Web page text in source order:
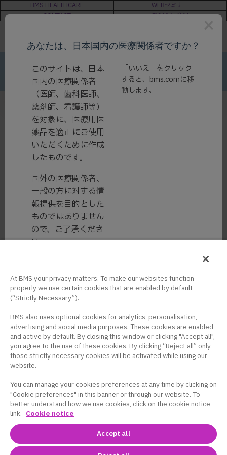
BMS HEALTHCARE
WEBセミナー
CONTACT
新規会員登録
製品情報
検索結果
BMSコーポレートサイト
ト｜BMS HEALTHCARE
Copyright © Bristol-Myers Squibb and/or its
あなたは、日本国内の医療関係者ですか？
このサイトは、日本
国内の医療関係者
（医師、歯科医師、
薬剤師、看護師等）
を対象に、医療用医
薬品を適正にご使用
いただくために作成
したものです。
国外の医療関係者、
一般の方に対する情
報提供を目的とした
ものではありません
ので、ご了承くださ
い。
「いいえ」をクリック
すると、 bms.comに移
動します。
はい いいえ
At BMS your privacy matters. To make our websites function
properly we use certain cookies that are enabled by default
(“Strictly Necessary”).
BMS also uses optional cookies for analytics, personalisation,
advertising and social media purposes. These cookies are enabled
and active by default. By closing this window or clicking "Accept all",
you agree to the use of these cookies. By clicking “Reject all” only
those strictly necessary cookies will be activated while using our
website.
You can manage your cookies preferences at any time by clicking on
"Cookie preferences" in this banner or through our website. To
better understand how we use cookies, click on the cookie notice
link. Cookie notice
Accept all